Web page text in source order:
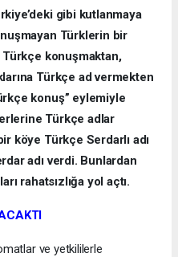
gibi kutlanmaya
Türklerin bir
Türkçe konuşmaktan,
Türkçe ad vermekten
konuş” eylemiyle
Türkçe adlar
köye Türkçe Serdarlı adı
adı verdi. Bunlardan
rahatsızlığa yol açtı.
ve yetkililerle